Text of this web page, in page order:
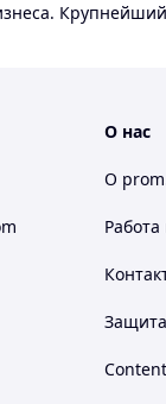
О нас
О